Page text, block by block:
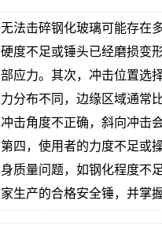
法击碎钢化玻璃可能存在
度不足或锤头已经磨损变
应力。其次，冲击位置选
分布不同，边缘区域通常
击角度不正确，斜向冲击
四，使用者的力度不足或
质量问题，如钢化程度不
生产的合格安全锤，并掌